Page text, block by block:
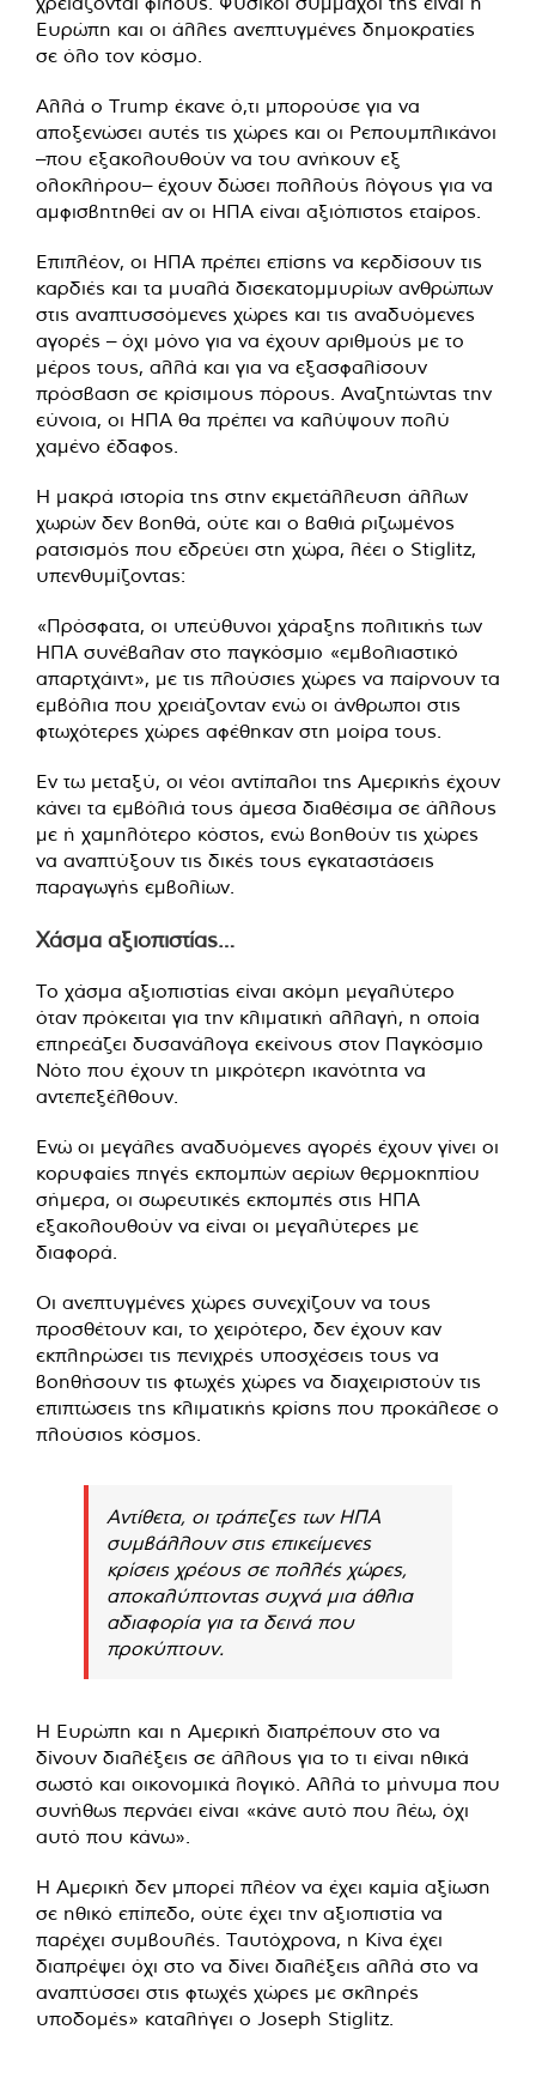
Ευρώπη και οι άλλες ανεπτυγμένες δημοκρατίες
σε όλο τον κόσμο.
Αλλά ο Trump έκανε ό,τι μπορούσε για να
αποξενώσει αυτές τις χώρες και οι Ρεπουμπλικάνοι
–που εξακολουθούν να του ανήκουν εξ
ολοκλήρου– έχουν δώσει πολλούς λόγους για να
αμφισβητηθεί αν οι ΗΠΑ είναι αξιόπιστος εταίρος.
Επιπλέον, οι ΗΠΑ πρέπει επίσης να κερδίσουν τις
καρδιές και τα μυαλά δισεκατομμυρίων ανθρώπων
στις αναπτυσσόμενες χώρες και τις αναδυόμενες
αγορές – όχι μόνο για να έχουν αριθμούς με το
μέρος τους, αλλά και για να εξασφαλίσουν
πρόσβαση σε κρίσιμους πόρους. Αναζητώντας την
εύνοια, οι ΗΠΑ θα πρέπει να καλύψουν πολύ
χαμένο έδαφος.
Η μακρά ιστορία της στην εκμετάλλευση άλλων
χωρών δεν βοηθά, ούτε και ο βαθιά ριζωμένος
ρατσισμός που εδρεύει στη χώρα, λέει ο Stiglitz,
υπενθυμίζοντας:
«Πρόσφατα, οι υπεύθυνοι χάραξης πολιτικής των
ΗΠΑ συνέβαλαν στο παγκόσμιο «εμβολιαστικό
απαρτχάιντ», με τις πλούσιες χώρες να παίρνουν τα
εμβόλια που χρειάζονταν ενώ οι άνθρωποι στις
φτωχότερες χώρες αφέθηκαν στη μοίρα τους.
Εν τω μεταξύ, οι νέοι αντίπαλοι της Αμερικής έχουν
κάνει τα εμβόλιά τους άμεσα διαθέσιμα σε άλλους
με ή χαμηλότερο κόστος, ενώ βοηθούν τις χώρες
να αναπτύξουν τις δικές τους εγκαταστάσεις
παραγωγής εμβολίων.
Xάσμα αξιοπιστίας…
Το χάσμα αξιοπιστίας είναι ακόμη μεγαλύτερο
όταν πρόκειται για την κλιματική αλλαγή, η οποία
επηρεάζει δυσανάλογα εκείνους στον Παγκόσμιο
Νότο που έχουν τη μικρότερη ικανότητα να
αντεπεξέλθουν.
Ενώ οι μεγάλες αναδυόμενες αγορές έχουν γίνει οι
κορυφαίες πηγές εκπομπών αερίων θερμοκηπίου
σήμερα, οι σωρευτικές εκπομπές στις ΗΠΑ
εξακολουθούν να είναι οι μεγαλύτερες με
διαφορά.
Οι ανεπτυγμένες χώρες συνεχίζουν να τους
προσθέτουν και, το χειρότερο, δεν έχουν καν
εκπληρώσει τις πενιχρές υποσχέσεις τους να
βοηθήσουν τις φτωχές χώρες να διαχειριστούν τις
επιπτώσεις της κλιματικής κρίσης που προκάλεσε ο
πλούσιος κόσμος.
Αντίθετα, οι τράπεζες των ΗΠΑ
συμβάλλουν στις επικείμενες
κρίσεις χρέους σε πολλές χώρες,
αποκαλύπτοντας συχνά μια άθλια
αδιαφορία για τα δεινά που
προκύπτουν.
Η Ευρώπη και η Αμερική διαπρέπουν στο να
δίνουν διαλέξεις σε άλλους για το τι είναι ηθικά
σωστό και οικονομικά λογικό. Αλλά το μήνυμα που
συνήθως περνάει είναι «κάνε αυτό που λέω, όχι
αυτό που κάνω».
Η Αμερική δεν μπορεί πλέον να έχει καμία αξίωση
σε ηθικό επίπεδο, ούτε έχει την αξιοπιστία να
παρέχει συμβουλές. Ταυτόχρονα, η Κίνα έχει
διαπρέψει όχι στο να δίνει διαλέξεις αλλά στο να
αναπτύσσει στις φτωχές χώρες με σκληρές
υποδομές» καταλήγει ο Joseph Stiglitz.